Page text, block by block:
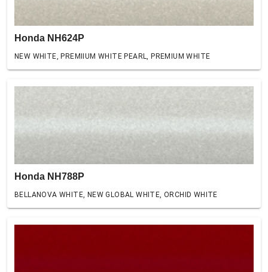
Honda NH624P
NEW WHITE, PREMIIUM WHITE PEARL, PREMIUM WHITE
Honda NH788P
BELLANOVA WHITE, NEW GLOBAL WHITE, ORCHID WHITE